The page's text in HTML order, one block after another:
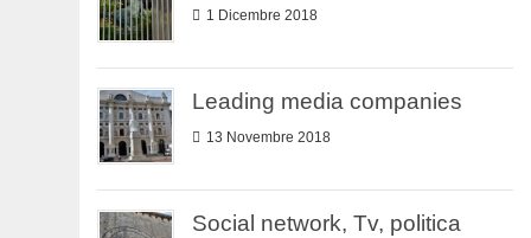
1 Dicembre 2018
Leading media companies
13 Novembre 2018
Social network, Tv, politica